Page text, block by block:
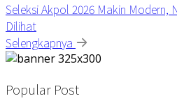
Seleksi Akpol 2026 Makin Modern,
Dilihat
Selengkapnya
Popular Post